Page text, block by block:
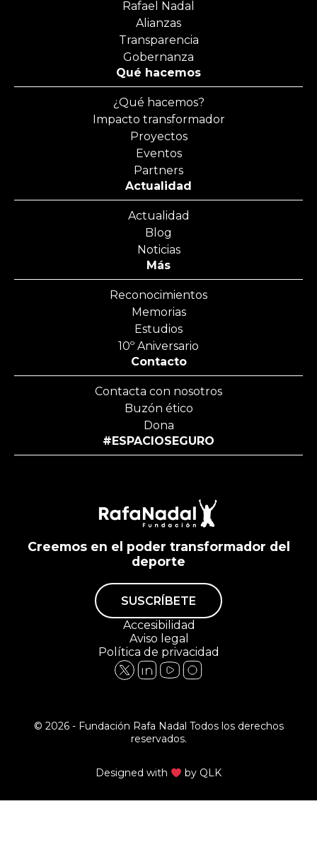
Rafael Nadal
Alianzas
Transparencia
Gobernanza
Qué hacemos
¿Qué hacemos?
Impacto transformador
Proyectos
Eventos
Partners
Actualidad
Actualidad
Blog
Noticias
Más
Reconocimientos
Memorias
Estudios
10º Aniversario
Contacto
Contacta con nosotros
Buzón ético
Dona
#ESPACIOSEGURO
Creemos en el poder transformador del
deporte
SUSCRÍBETE
Accesibilidad
Aviso legal
Política de privacidad
© 2026 - Fundación Rafa Nadal Todos los derechos
reservados.
Designed with by QLK